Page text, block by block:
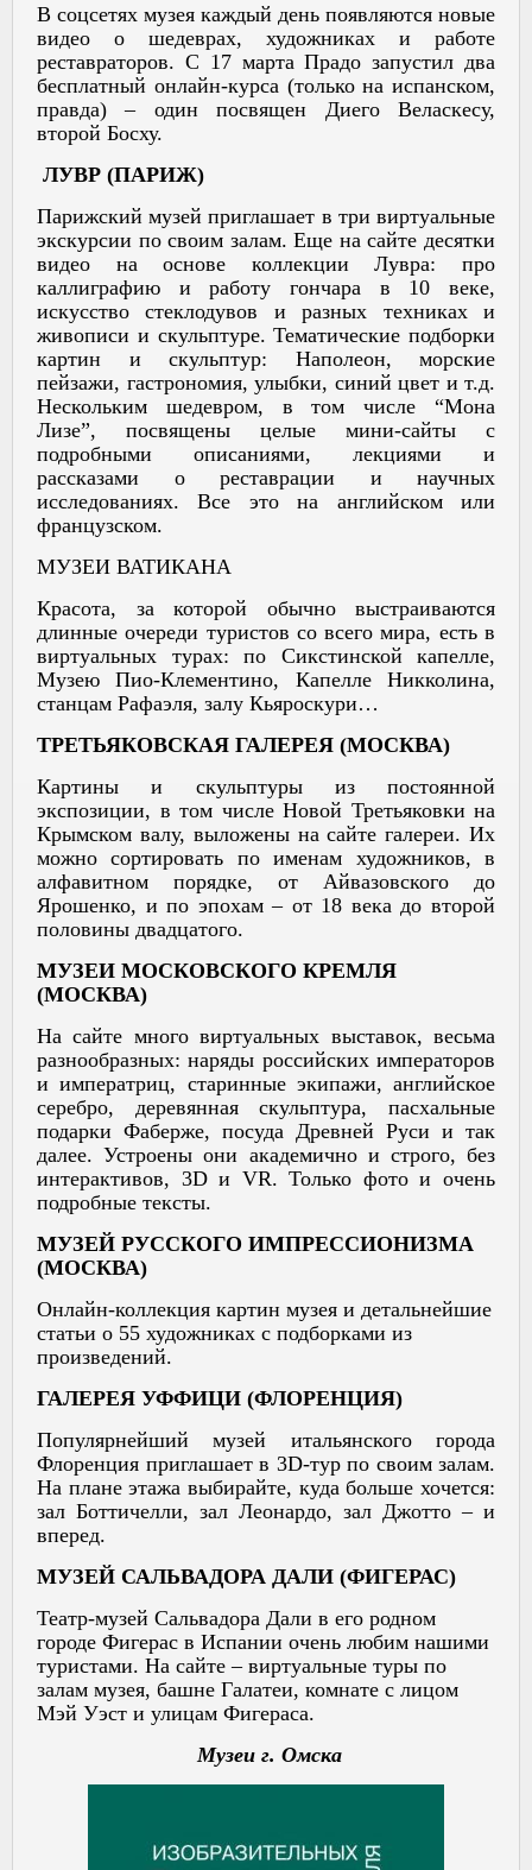
В соцсетях музея каждый день появляются новые
видео о шедеврах, художниках и работе
реставраторов. С 17 марта Прадо запустил два
бесплатный онлайн-курса (только на испанском,
правда) – один посвящен Диего Веласкесу,
второй Босху.
ЛУВР (ПАРИЖ)
Парижский музей приглашает в три виртуальные
экскурсии по своим залам. Еще на сайте десятки
видео на основе коллекции Лувра: про
каллиграфию и работу гончара в 10 веке,
искусство стеклодувов и разных техниках и
живописи и скульптуре. Тематические подборки
картин и скульптур: Наполеон, морские
пейзажи, гастрономия, улыбки, синий цвет и т.д.
Нескольким шедевром, в том числе “Мона
Лизе”, посвящены целые мини-сайты с
подробными описаниями, лекциями и
рассказами о реставрации и научных
исследованиях. Все это на английском или
французском.
МУЗЕИ ВАТИКАНА
Красота, за которой обычно выстраиваются
длинные очереди туристов со всего мира, есть в
виртуальных турах: по Сикстинской капелле,
Музею Пио-Клементино, Капелле Никколина,
станцам Рафаэля, залу Кьяроскури…
ТРЕТЬЯКОВСКАЯ ГАЛЕРЕЯ (МОСКВА)
Картины и скульптуры из постоянной
экспозиции, в том числе Новой Третьяковки на
Крымском валу, выложены на сайте галереи. Их
можно сортировать по именам художников, в
алфавитном порядке, от Айвазовского до
Ярошенко, и по эпохам – от 18 века до второй
половины двадцатого.
МУЗЕИ МОСКОВСКОГО КРЕМЛЯ
(МОСКВА)
На сайте много виртуальных выставок, весьма
разнообразных: наряды российских императоров
и императриц, старинные экипажи, английское
серебро, деревянная скульптура, пасхальные
подарки Фаберже, посуда Древней Руси и так
далее. Устроены они академично и строго, без
интерактивов, 3D и VR. Только фото и очень
подробные тексты.
МУЗЕЙ РУССКОГО ИМПРЕССИОНИЗМА
(МОСКВА)
Онлайн-коллекция картин музея и детальнейшие
статьи о 55 художниках с подборками из
произведений.
ГАЛЕРЕЯ УФФИЦИ (ФЛОРЕНЦИЯ)
Популярнейший музей итальянского города
Флоренция приглашает в 3D-тур по своим залам.
На плане этажа выбирайте, куда больше хочется:
зал Боттичелли, зал Леонардо, зал Джотто – и
вперед.
МУЗЕЙ САЛЬВАДОРА ДАЛИ (ФИГЕРАС)
Театр-музей Сальвадора Дали в его родном
городе Фигерас в Испании очень любим нашими
туристами. На сайте – виртуальные туры по
залам музея, башне Галатеи, комнате с лицом
Мэй Уэст и улицам Фигераса.
Музеи г. Омска